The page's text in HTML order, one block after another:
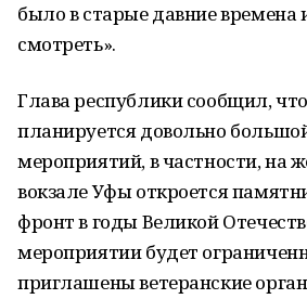
было в старые давние времена
смотреть».
Глава республики сообщил,
планируется довольно
мероприятий, в частности, на
вокзале Уфы откроется
фронт в годы Великой
мероприятии будет
приглашены ветеранские